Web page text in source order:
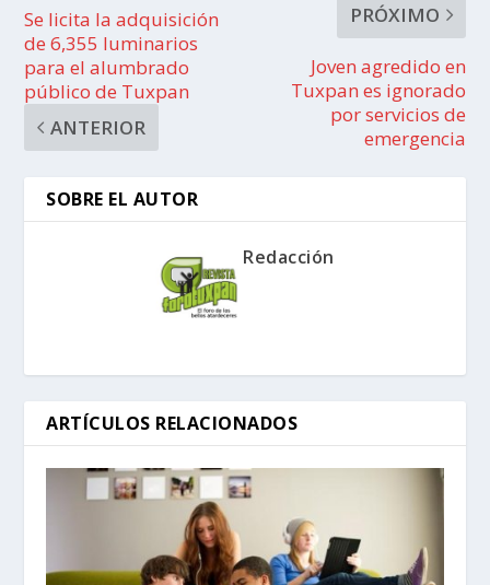
Se licita la adquisición
de 6,355 luminarios
para el alumbrado
público de Tuxpan
ANTERIOR
PRÓXIMO
Joven agredido en
Tuxpan es ignorado
por servicios de
emergencia
SOBRE EL AUTOR
Redacción
ARTÍCULOS RELACIONADOS